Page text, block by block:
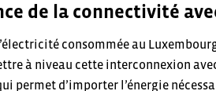
de la connectivité
consommée au
à niveau cette interconnexion
permet d’importer l’énergie